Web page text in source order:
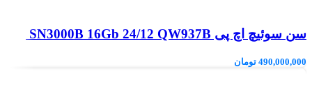
سن سوئیچ اچ پی SN3000B 16Gb 24/12 QW937B
490,000,000 تومان